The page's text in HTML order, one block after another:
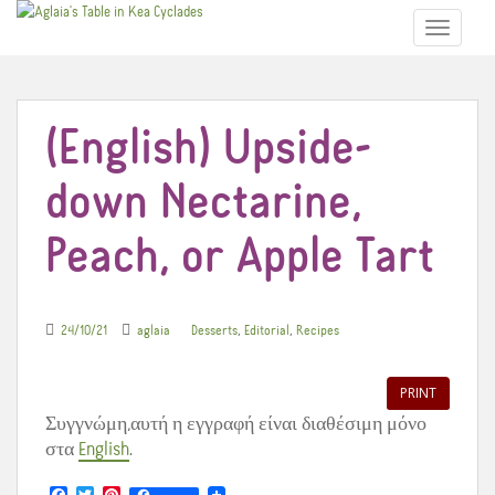
TOGGLE
(English) Upside-
down Nectarine,
Peach, or Apple Tart
24/10/21 aglaia Desserts, Editorial , Recipes
PRINT
Συγγνώμη,αυτή η εγγραφή είναι διαθέσιμη μόνο
στα English.